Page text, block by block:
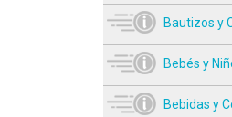
Bautizos y
Bebés y
Bebidas y